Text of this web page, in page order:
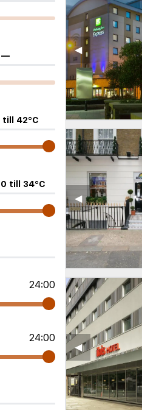
—
till 42°C
0 till 34°C
24:00
24:00
◀︎
◀︎
◀︎